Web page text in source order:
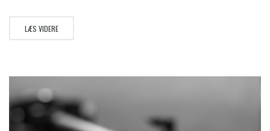
LÆS VIDERE